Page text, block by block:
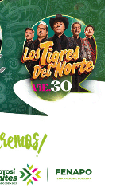
enlista la obra en
con reportes de
de Grupo
en 2008 y
cobrar por
por
(50.999% del
(o no del todo).